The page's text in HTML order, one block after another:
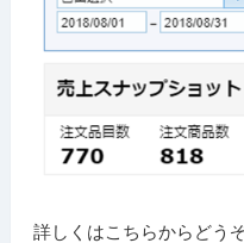
詳しくはこちらからどうぞ